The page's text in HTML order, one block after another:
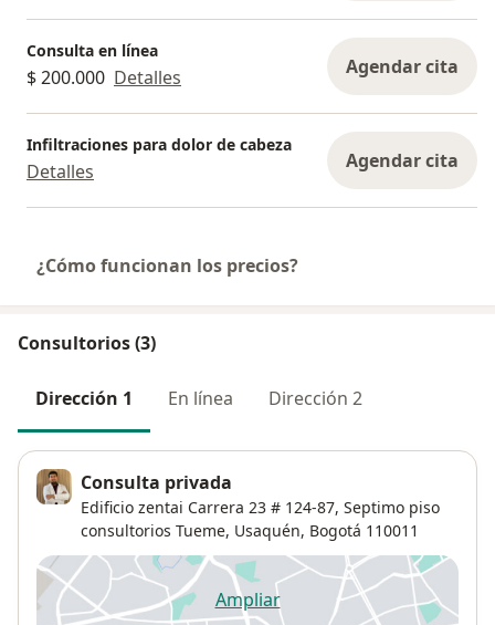
Consulta en línea
$ 200.000 Detalles Agendar cita
Infiltraciones para dolor de cabeza
Detalles Agendar cita
¿Cómo funcionan los precios?
Consultorios (3)
Dirección 1 En línea Dirección 2
Consulta privada
Edificio zentai Carrera 23 # 124-87, Septimo piso
consultorios Tueme, Usaquén, Bogotá 110011
Ampliarse abre en una nueva